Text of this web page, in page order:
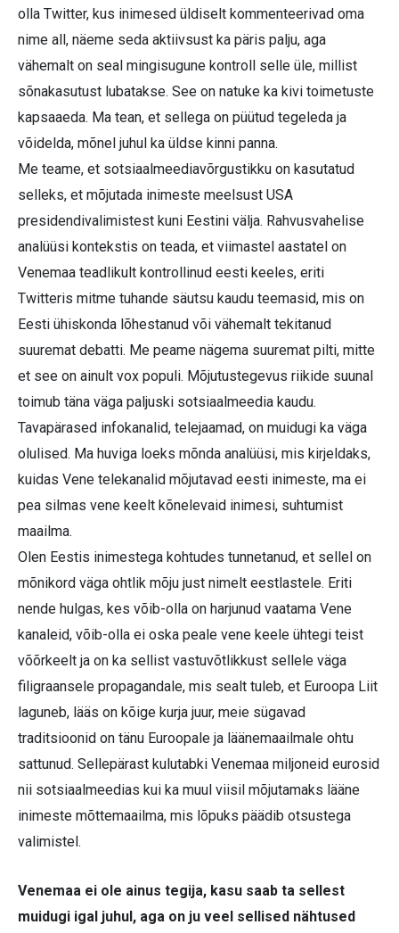
olla Twitter, kus inimesed üldiselt kommenteerivad oma
nime all, näeme seda aktiivsust ka päris palju, aga
vähemalt on seal mingisugune kontroll selle üle, millist
sõnakasutust lubatakse. See on natuke ka kivi toimetuste
kapsaaeda. Ma tean, et sellega on püütud tegeleda ja
võidelda, mõnel juhul ka üldse kinni panna.
Me teame, et sotsiaalmeediavõrgustikku on kasutatud
selleks, et mõjutada inimeste meelsust USA
presidendivalimistest kuni Eestini välja. Rahvusvahelise
analüüsi kontekstis on teada, et viimastel aastatel on
Venemaa teadlikult kontrollinud eesti keeles, eriti
Twitteris mitme tuhande säutsu kaudu teemasid, mis on
Eesti ühiskonda lõhestanud või vähemalt tekitanud
suuremat debatti. Me peame nägema suuremat pilti, mitte
et see on ainult vox populi. Mõjutustegevus riikide suunal
toimub täna väga paljuski sotsiaalmeedia kaudu.
Tavapärased infokanalid, telejaamad, on muidugi ka väga
olulised. Ma huviga loeks mõnda analüüsi, mis kirjeldaks,
kuidas Vene telekanalid mõjutavad eesti inimeste, ma ei
pea silmas vene keelt kõnelevaid inimesi, suhtumist
maailma.
Olen Eestis inimestega kohtudes tunnetanud, et sellel on
mõnikord väga ohtlik mõju just nimelt eestlastele. Eriti
nende hulgas, kes võib-olla on harjunud vaatama Vene
kanaleid, võib-olla ei oska peale vene keele ühtegi teist
võõrkeelt ja on ka sellist vastuvõtlikkust sellele väga
filigraansele propagandale, mis sealt tuleb, et Euroopa Liit
laguneb, lääs on kõige kurja juur, meie sügavad
traditsioonid on tänu Euroopale ja läänemaailmale ohtu
sattunud. Sellepärast kulutabki Venemaa miljoneid eurosid
nii sotsiaalmeedias kui ka muul viisil mõjutamaks lääne
inimeste mõttemaailma, mis lõpuks päädib otsustega
valimistel.
Venemaa ei ole ainus tegija, kasu saab ta sellest
muidugi igal juhul, aga on ju veel sellised nähtused